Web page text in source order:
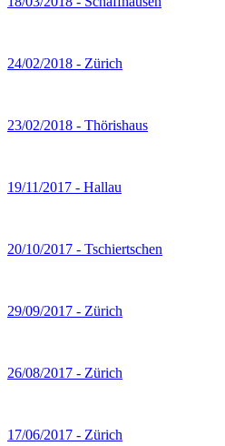
24/02/2018 - Zürich
23/02/2018 - Thörishaus
19/11/2017 - Hallau
20/10/2017 - Tschiertschen
29/09/2017 - Zürich
26/08/2017 - Zürich
17/06/2017 - Zürich